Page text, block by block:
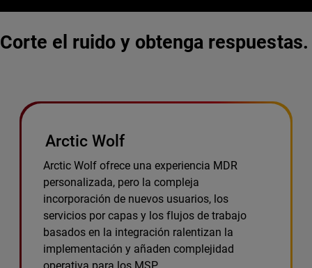
Corte el ruido y obtenga respuestas.
Arctic Wolf
Arctic Wolf ofrece una experiencia MDR
personalizada, pero la compleja
incorporación de nuevos usuarios, los
servicios por capas y los flujos de trabajo
basados en la integración ralentizan la
implementación y añaden complejidad